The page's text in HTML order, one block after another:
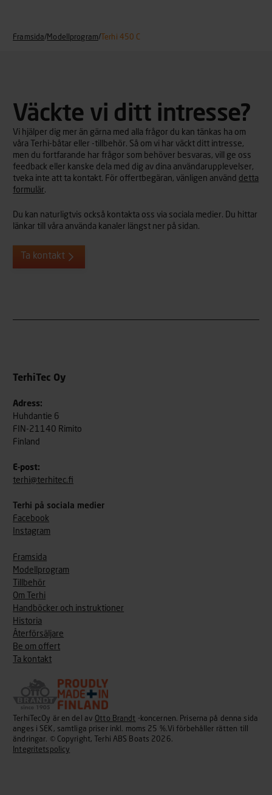
Framsida/Modellprogram/ Terhi 450 C
Väckte vi ditt intresse?
Vi hjälper dig mer än gärna med alla frågor du kan tänkas ha om
våra Terhi-båtar eller -tillbehör. Så om vi har väckt ditt intresse,
men du fortfarande har frågor som behöver besvaras, vill ge oss
feedback eller kanske dela med dig av dina användarupplevelser,
tveka inte att ta kontakt. För offertbegäran, vänligen använd detta
formulär.
Du kan naturligtvis också kontakta oss via sociala medier. Du hittar
länkar till våra använda kanaler längst ner på sidan.
Ta kontakt
TerhiTec Oy
Adress:
Huhdantie 6
FIN-21140 Rimito
Finland
E-post:
terhi@terhitec.fi
Terhi på sociala medier
Facebook
Instagram
Framsida
Modellprogram
Tillbehör
Om Terhi
Handböcker och instruktioner
Historia
Återförsäljare
Be om offert
Ta kontakt
TerhiTecOy är en del av Otto Brandt -koncernen. Priserna på denna sida
anges i SEK, samtliga priser inkl. moms 25 %.Vi förbehåller rätten till
ändringar. © Copyright, Terhi ABS Boats 2026.
Integritetspolicy